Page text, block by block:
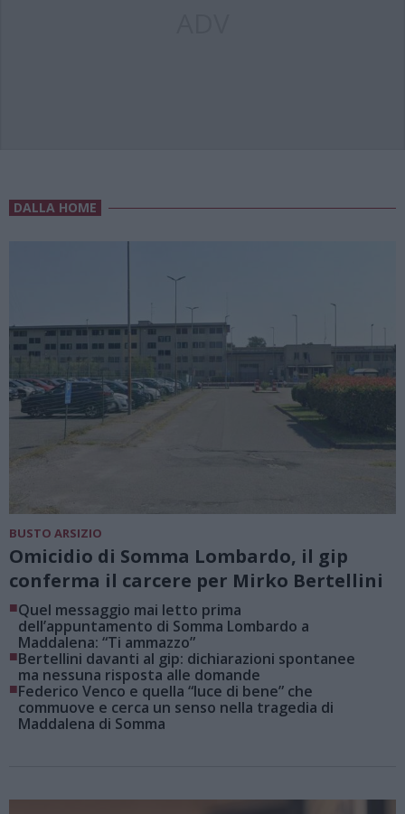
DALLA HOME
BUSTO ARSIZIO
Omicidio di Somma Lombardo, il gip
conferma il carcere per Mirko Bertellini
■Quel messaggio mai letto prima
dell’appuntamento di Somma Lombardo a
Maddalena: “Ti ammazzo”
■Bertellini davanti al gip: dichiarazioni spontanee
ma nessuna risposta alle domande
■Federico Venco e quella “luce di bene” che
commuove e cerca un senso nella tragedia di
Maddalena di Somma